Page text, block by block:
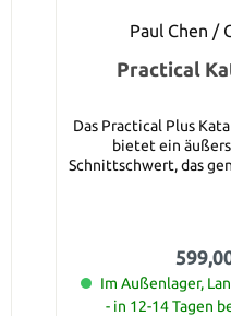
Paul Chen /
Practical
Das Practical Plus
bietet ein
Schnittschwert, das
differenziell
sichtbaren Hamon
Im Außenlager,
- in 12-14 Tagen